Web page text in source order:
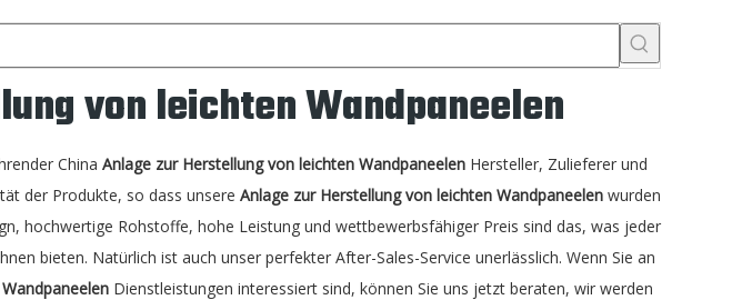
von leichten Wandpaneelen
China Anlage zur Herstellung von leichten Wandpaneelen Hersteller, Zulieferer und
der Produkte, so dass unsere Anlage zur Herstellung von leichten Wandpaneelen wurden
hochwertige Rohstoffe, hohe Leistung und wettbewerbsfähiger Preis sind das, was jeder
bieten. Natürlich ist auch unser perfekter After-Sales-Service unerlässlich. Wenn Sie an
Dienstleistungen interessiert sind, können Sie uns jetzt beraten, wir werden